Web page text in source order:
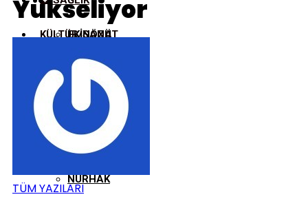
EKINÖZÜ
ELBISTAN
GÖKSUN
NURHAK
KÜLTÜR/SANAT
Yükseliyor
TÜM YAZILARI